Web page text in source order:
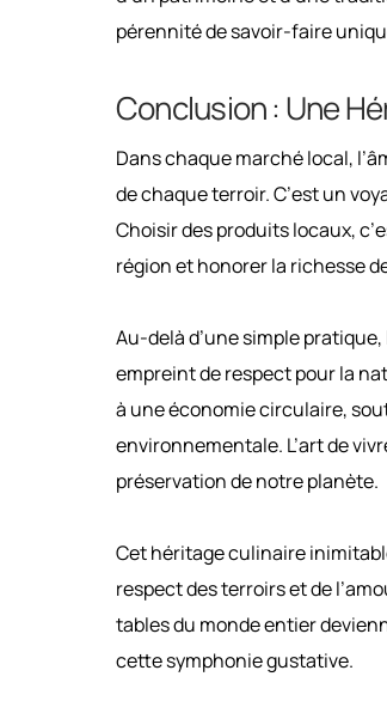
pérennité de savoir-faire
Conclusion : Une
Dans chaque marché local,
de chaque terroir. C’est un
Choisir des produits locaux,
région et honorer la richesse
Au-delà d’une simple
empreint de respect pour la
à une économie circulaire,
environnementale. L’art de
préservation de notre planète.
Cet héritage culinaire
respect des terroirs et de
tables du monde entier
cette symphonie gustative.